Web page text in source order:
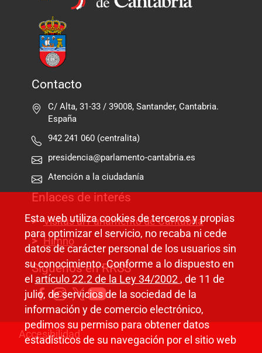
Contacto
C/ Alta, 31-33 / 39008, Santander, Cantabria.
España
942 241 060 (centralita)
presidencia@parlamento-cantabria.es
Atención a la ciudadanía
Enlaces de interés
Visitas al Parlamento de Cantabria
Himno
Síguenos en RRSS
Pie de página
Accesibilidad
Esta web utiliza cookies de terceros y propias
para optimizar el servicio, no recaba ni cede
datos de carácter personal de los usuarios sin
su conocimiento. Conforme a lo dispuesto en
el artículo 22.2 de la Ley 34/2002 , de 11 de
julio, de servicios de la sociedad de la
información y de comercio electrónico,
pedimos su permiso para obtener datos
estadísticos de su navegación por el sitio web